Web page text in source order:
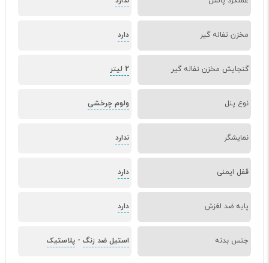
مخزن تفاله گیر دارد
گنجایش مخزن تفاله گیر 2 لیتر
نوع پنل ولوم چرخشی
نمایشگر ندارد
قفل ایمنی دارد
پایه ضد لغزش دارد
جنس بدنه استیل ضد زنگ - پلاستیک